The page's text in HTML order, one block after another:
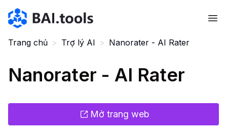
Bai.tools
Trang chủ > Trợ lý AI > Nanorater - AI Rater
Nanorater - AI Rater
Mở trang web